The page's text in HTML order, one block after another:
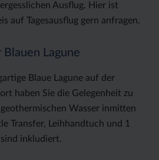
Ausflug. Hier ist
auf Tagesausflug gern anfragen.
Blauen Lagune
Blaue Lagune auf der
haben Sie die Gelegenheit zu
Wasser inmitten
Transfer, Leihhandtuch und 1
inkludiert.